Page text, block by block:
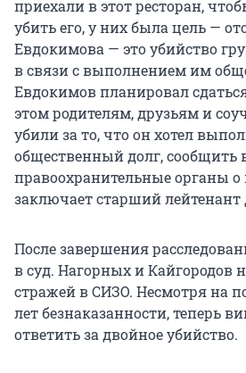
приехали в этот ресторан,
убить его, у них была цель —
Евдокимова — это убийство
в связи с выполнением им
Евдокимов планировал
этом родителям, друзьям и
убили за то, что он хотел
общественный долг, сообщить
правоохранительные органы о
заключает старший
После завершения
в суд. Нагорных и Кайгородов
стражей в СИЗО. Несмотря на
лет безнаказанности, теперь
ответить за двойное убийство.